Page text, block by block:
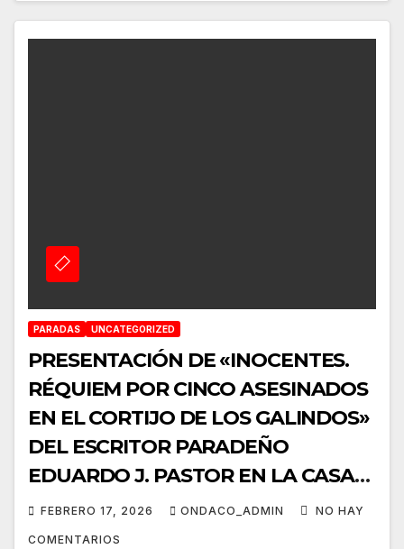
PARADAS UNCATEGORIZED
PRESENTACIÓN DE «INOCENTES.
RÉQUIEM POR CINCO ASESINADOS
EN EL CORTIJO DE LOS GALINDOS»
DEL ESCRITOR PARADEÑO
EDUARDO J. PASTOR EN LA CASA
DE LA PROVINCIA
FEBRERO 17, 2026 ONDACO_ADMIN NO HAY
COMENTARIOS